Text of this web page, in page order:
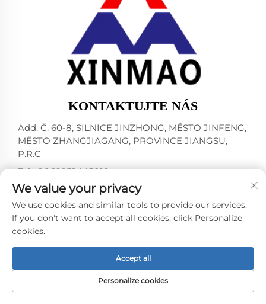
KONTAKTUJTE NÁS
Add: Č. 60-8, SILNICE JINZHONG, MĚSTO JINFENG,
MĚSTO ZHANGJIAGANG, PROVINCE JIANGSU,
P.R.C
Tel:+86-18952445692
E-mail: [email protected]
Všechna práva vyhrazena © 2024 ZHANGJIAGANG CITY
ochrany osobních údajů
We value your privacy
We use cookies and similar tools to provide our services.
If you don't want to accept all cookies, click Personalize
cookies.
Personalize cookies
Accept all